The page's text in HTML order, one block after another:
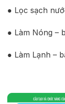
● Lọc sạch
● Làm Nóng –
● Làm Lạnh –